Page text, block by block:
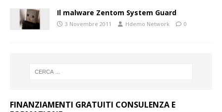
Il malware Zentom System Guard
3 Novembre 2011 Hdemo Network 0
FINANZIAMENTI GRATUITI CONSULENZA E